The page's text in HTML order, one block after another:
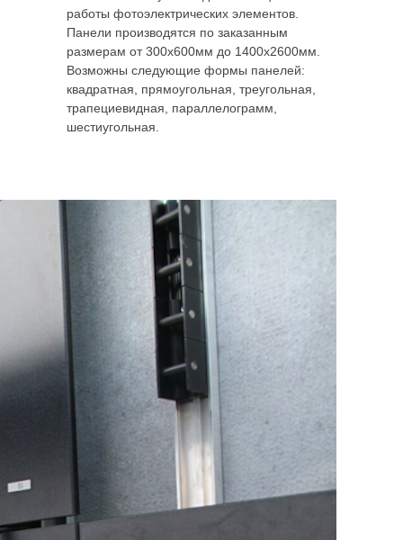
работы фотоэлектрических элементов.
Панели производятся по заказанным
размерам от 300x600мм до 1400x2600мм.
Возможны следующие формы панелей:
квадратная, прямоугольная, треугольная,
трапециевидная, параллелограмм,
шестиугольная.